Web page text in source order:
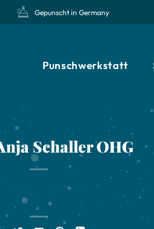
Gepunscht in Germany
Punschwerkstatt
Schaller OHG